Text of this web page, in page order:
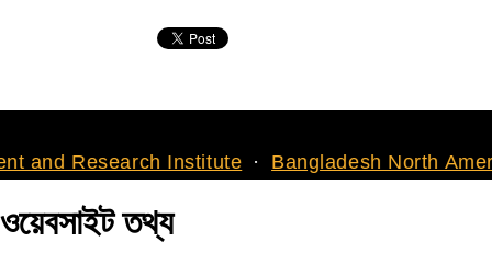
Institute Bangladesh North American
ওয়েবসাইট তথ্য